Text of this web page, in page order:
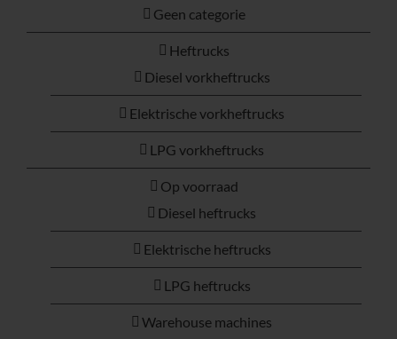
Geen categorie
Heftrucks
Diesel vorkheftrucks
Elektrische vorkheftrucks
LPG vorkheftrucks
Op voorraad
Diesel heftrucks
Elektrische heftrucks
LPG heftrucks
Warehouse machines